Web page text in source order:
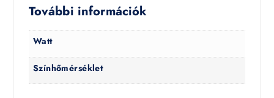
További információk
Watt
Színhőmérséklet